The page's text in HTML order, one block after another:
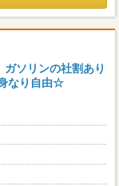
ガソリンの社割あり
なり自由☆